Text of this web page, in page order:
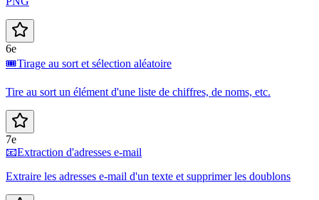
6e
🎟️Tirage au sort et sélection aléatoire
Tire au sort un élément d'une liste de chiffres, de noms, etc.
7e
📧Extraction d'adresses e-mail
Extraire les adresses e-mail d'un texte et supprimer les doublons